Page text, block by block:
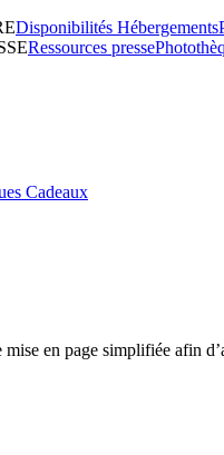
Disponibilités Hébergements
Ressources presse
Cadeaux
en page simplifiée afin